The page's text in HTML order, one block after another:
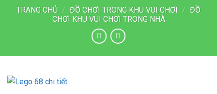
TRANG CHỦ / ĐỒ CHƠI TRONG KHU VUI CHƠI / ĐỒ
CHƠI KHU VUI CHƠI TRONG NHÀ